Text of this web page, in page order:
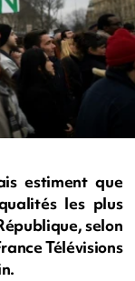
estiment que
les plus
selon
Télévisions